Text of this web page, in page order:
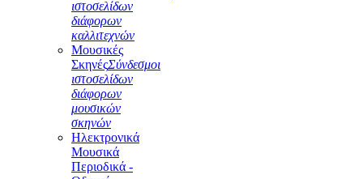
ιστοσελίδων
διάφορων
καλλιτεχνών
Μουσικές
ΣκηνέςΣύνδεσμοι
ιστοσελίδων
διάφορων
μουσικών
σκηνών
Ηλεκτρονικά
Μουσικά
Περιοδικά -